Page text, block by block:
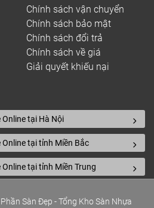
Chính sách vận chuyển
Chính sách bảo mật
Chính sách đổi trả
Chính sách về giá
Giải quyết khiếu nại
tại Hà Nội
tại tỉnh Miền Bắc
tại tỉnh Miền Trung
Sàn Đẹp - Tổng Kho Sàn Nhựa